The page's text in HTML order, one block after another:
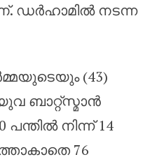
ഡർഹാമിൽ നടന്ന
(43)
ബാറ്റ്‌സ്മാൻ
നിന്ന് 14
76